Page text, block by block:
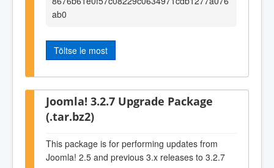
ab0
Töltse le most
Joomla! 3.2.7 Upgrade Package
(.tar.bz2)
This package is for performing updates from
Joomla! 2.5 and previous 3.x releases to 3.2.7